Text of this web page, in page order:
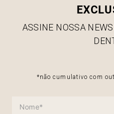
ASSINE NOSSA
*não cumulativo com